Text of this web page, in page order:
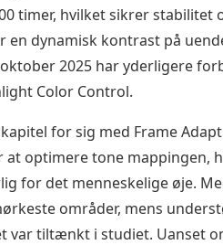
timer, hvilket sikrer
dynamisk kontrast på
2025 har yderligere
Color Control.
for sig med Frame
at optimere tone mappingen,
for det menneskelige øje.
områder, mens
var tiltænkt i studiet. Uanset